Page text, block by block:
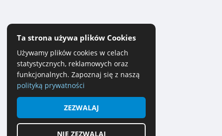
Ta strona używa plików Cookies
Używamy plików cookies w celach
statystycznych, reklamowych oraz
funkcjonalnych. Zapoznaj się z naszą
polityką prywatności
ZEZWALAJ
NIE ZEZWALAJ